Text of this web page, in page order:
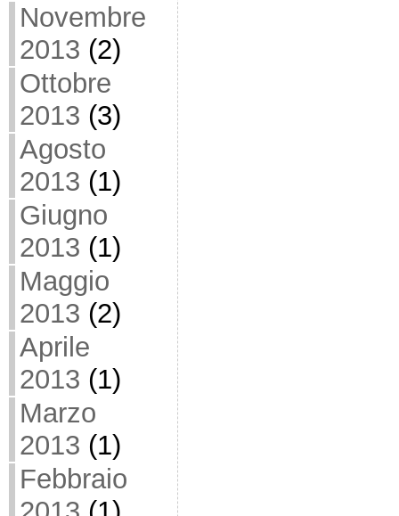
Novembre
2013 (2)
Ottobre
2013 (3)
Agosto
2013 (1)
Giugno
2013 (1)
Maggio
2013 (2)
Aprile
2013 (1)
Marzo
2013 (1)
Febbraio